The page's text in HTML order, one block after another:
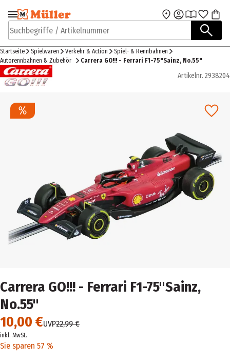
Zur Navigation
springen
Zum Hauptinhalt
Suchbegriffe / Artikelnummer
Startseite Spielwaren Verkehr & Action
Spiel- & Rennbahnen
Autorennbahnen & Zubehör
Carrera GO!!! - Ferrari F1-75"Sainz, No.55"
Artikelnr. 2938204
Carrera GO!!! - Ferrari F1-75"Sainz,
No.55"
10,00 €UVP22,99 €
inkl. MwSt.
Sie sparen 57 %